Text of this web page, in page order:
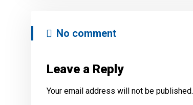
No comment
Leave a Reply
Your email address will not be published.